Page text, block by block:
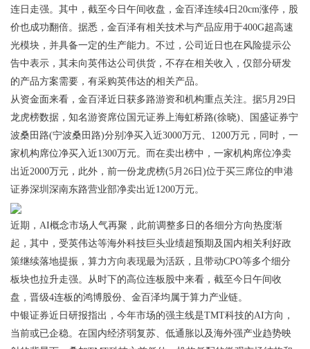
连日走强。其中，截至今日午间收盘，金百泽连续4日20cm涨停，股
价也成功翻倍。据悉，金百泽有相关技术与产品应用于400G超高速
光模块，并具备一定的生产能力。不过，公司近日也在风险提示公
告中表示，其未向英伟达公司供货，不存在相关收入，仅部分研发
的产品方案需要，有采购英伟达的相关产品。
从资金面来看，金百泽近日获多路游资和机构重点关注。据5月29日
龙虎榜数据，知名游资席位国元证券上海虹桥路(徐晓)、国盛证券宁
波桑田路(宁波桑田路)分别净买入近3000万元、1200万元，同时，一
家机构席位净买入近1300万元。而在卖出榜中，一家机构席位净卖
出近2000万元，此外，前一份龙虎榜(5月26日)位于买三席位的申港
证券深圳深南东路营业部净卖出近1200万元。
近期，AI概念市场人气再聚，此前调整多日的各细分方向热度渐
起，其中，受英伟达等海外科技巨头业绩超预期及国内相关利好政
策继续落地提振，算力方向表现最为活跃，且带动CPO等多个细分
板块也拉升走强。从时下的高位连板股中来看，截至今日午间收
盘，晋级4连板的鸿博股份、金百泽均属于算力产业链。
中银证券近日研报指出，今年市场的强主线是TMT科技的AI方向，
当前或已企稳。在国内经济弱复苏、低通胀以及海外强产业趋势映